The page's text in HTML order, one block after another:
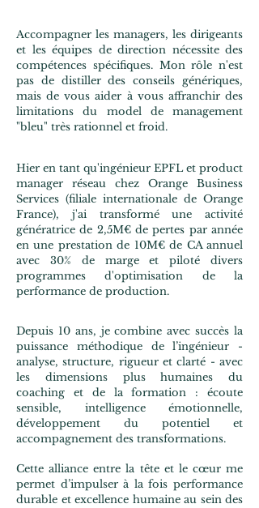
Accompagner les managers, les dirigeants
et les équipes de direction nécessite des
compétences spécifiques. Mon rôle n'est
pas de distiller des conseils génériques,
mais de vous aider à vous affranchir des
limitations du model de management
"bleu" très rationnel et froid.
Hier en tant qu'ingénieur EPFL et product
manager réseau chez Orange Business
Services (filiale internationale de Orange
France), j'ai transformé une activité
génératrice de 2,5M€ de pertes par année
en une prestation de 10M€ de CA annuel
avec 30% de marge et piloté divers
programmes d'optimisation de la
performance de production.
Depuis 10 ans, je combine avec succès la
puissance méthodique de l’ingénieur -
analyse, structure, rigueur et clarté - avec
les dimensions plus humaines du
coaching et de la formation : écoute
sensible, intelligence émotionnelle,
développement du potentiel et
accompagnement des transformations.
Cette alliance entre la tête et le cœur me
permet d’impulser à la fois performance
durable et excellence humaine au sein des